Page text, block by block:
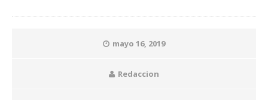
mayo 16, 2019
Redaccion